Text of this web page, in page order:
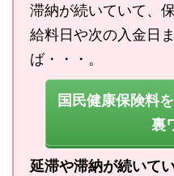
滞納が続いていて、
給料日や次の入金日
ば・・・。
国民健康保険料
裏
延滞や滞納が続いて